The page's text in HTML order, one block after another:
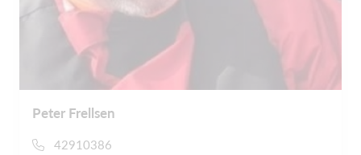
Peter Frellsen
42910386